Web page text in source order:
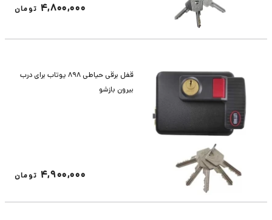
4,800,000 تومان
قفل برقی حیاطی 898 یوتاب برای درب
بیرون بازشو
4,900,000 تومان